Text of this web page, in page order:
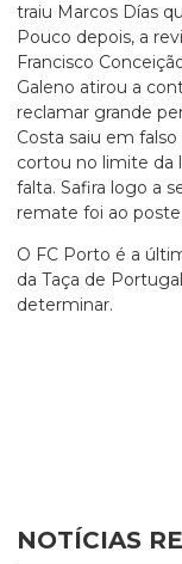
traiu Marcos Días
Pouco depois, a
Francisco
Galeno atirou a
reclamar grande
Costa saiu em
cortou no limite da
falta. Safira logo a
remate foi ao poste.
O FC Porto é a
da Taça de
determinar.
NOTÍCIAS